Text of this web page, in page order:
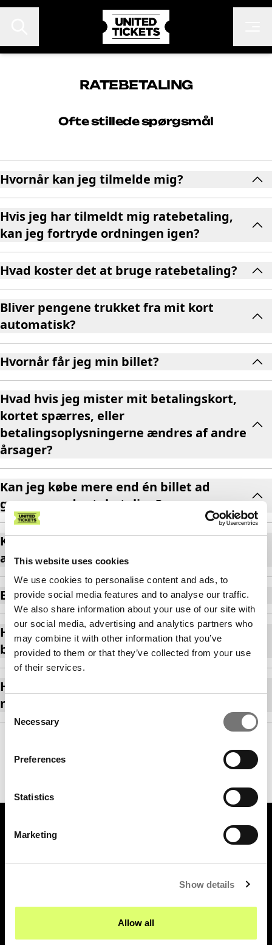
This website uses cookies
We use cookies to personalise content and ads, to
provide social media features and to analyse our traffic.
We also share information about your use of our site with
our social media, advertising and analytics partners who
may combine it with other information that you’ve
provided to them or that they’ve collected from your use
of their services.
Selection
Necessary
Preferences
Statistics
Marketing
Show details
Allow all
EVENTS
FAN TO FAN
ARRANGØR
RATEBETALING
Ofte stillede spørgsmål
Hvornår kan jeg tilmelde mig?
Hvis jeg har tilmeldt mig ratebetaling,
kan jeg fortryde ordningen igen?
Hvad koster det at bruge ratebetaling?
Bliver pengene trukket fra mit kort
automatisk?
Hvornår får jeg min billet?
Hvad hvis jeg mister mit betalingskort,
kortet spærres, eller
betalingsoplysningerne ændres af andre
årsager?
Kan jeg købe mere end én billet ad
gangen med ratebetaling?
Kan jeg betale med ratebetaling på alle
arrangementer?
Er der navn på billetten?
Hvordan opdaterer jeg mit
betalingskort?
Hvordan opdaterer jeg min e-
mailadresse?
UNITED TICKETS